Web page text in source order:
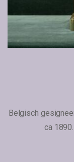
Belgisch
ca